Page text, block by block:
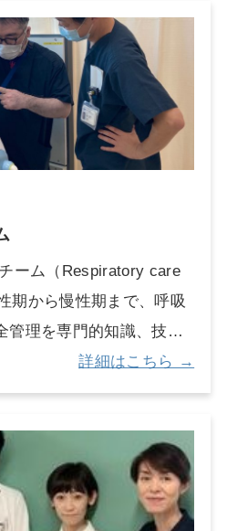
活動】 入院中から外来
リハビリテーション）、
自立できるようにサポ
も自分で尿を出せない患
導尿などの指導も行い、
を目指します。
看護師が配置されてい
院内のラウンドを行
もに防止対策のアドバ
止対策ニュース」を発行
行っています。
ーム（Respiratory care
期から慢性期まで、呼吸
管理を専門的知識、技術
していくチームです。人
る患者に限らず、酸素療
ートをします。医師、看
床工学技士など多職種で
す。 活動内容 病棟ラウ
詳細はこちら →